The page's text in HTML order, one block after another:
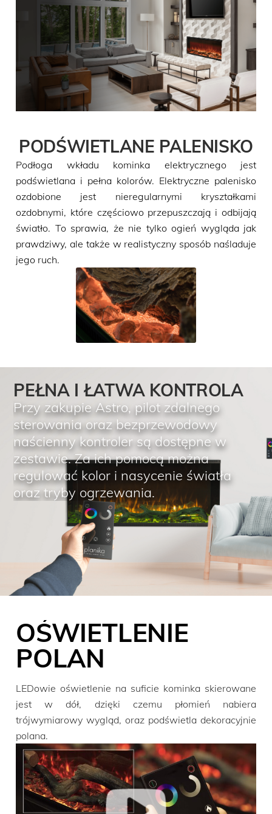
PODŚWIETLANE PALENISKO
Podłoga wkładu kominka elektrycznego jest
podświetlana i pełna kolorów. Elektryczne palenisko
ozdobione jest nieregularnymi kryształkami
ozdobnymi, które częściowo przepuszczają i odbijają
światło. To sprawia, że nie tylko ogień wygląda jak
prawdziwy, ale także w realistyczny sposób naśladuje
jego ruch.
PEŁNA I ŁATWA KONTROLA
Przy zakupie Astro, pilot zdalnego
sterowania oraz bezprzewodowy
naścienny kontroler są dostępne w
zestawie. Za ich pomocą można
regulować kolor i nasycenie światła
oraz tryby ogrzewania.
OŚWIETLENIE
POLAN
LEDowie oświetlenie na suficie kominka skierowane
jest w dół, dzięki czemu płomień nabiera
trójwymiarowy wygląd, oraz podświetla dekoracyjnie
polana.